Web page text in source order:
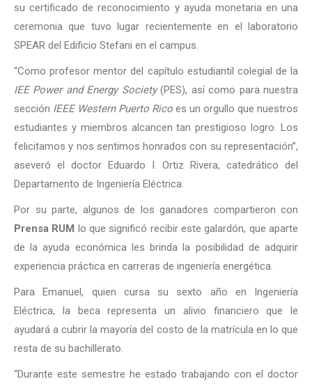
su certificado de reconocimiento y ayuda monetaria en una
ceremonia que tuvo lugar recientemente en el laboratorio
SPEAR del Edificio Stefani en el campus.
“Como profesor mentor del capítulo estudiantil colegial de la
IEE Power and Energy Society(PES), así como para nuestra
sección IEEE Western Puerto Rico es un orgullo que nuestros
estudiantes y miembros alcancen tan prestigioso logro. Los
felicitamos y nos sentimos honrados con su representación”,
aseveró el doctor Eduardo I. Ortiz Rivera, catedrático del
Departamento de Ingeniería Eléctrica.
Por su parte, algunos de los ganadores compartieron con
Prensa RUM lo que significó recibir este galardón, que aparte
de la ayuda económica les brinda la posibilidad de adquirir
experiencia práctica ​​en carreras de ingeniería energética.
Para Emanuel, quien cursa su sexto año en Ingeniería
Eléctrica, la beca representa un alivio financiero que le
ayudará a cubrir la mayoría del costo de la matrícula en lo que
resta de su bachillerato.
“Durante este semestre he estado trabajando con el doctor